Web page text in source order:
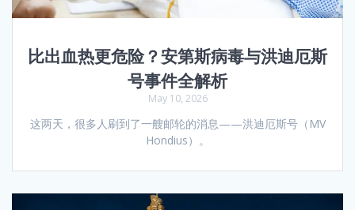
比出血热更危险？安第斯病毒与洪迪厄斯
号事件全解析
May 10, 2026
这两天，很多人刷到了一艘邮轮的消息——洪迪厄斯号（MV
Hondius）。